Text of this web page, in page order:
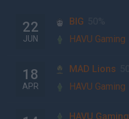
22
JUN
BIG
HAVU Gaming
18
APR
MAD Lions
HAVU Gaming
HAVU Gaming